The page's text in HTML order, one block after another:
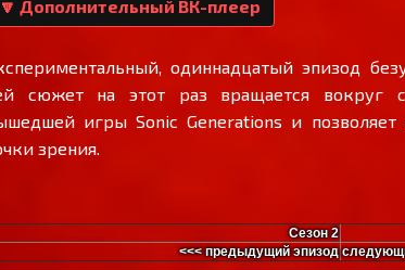
🔽 Дополнительный ВК-плеер
одиннадцатый эпизод
сюжет на этот раз вращается вокруг
игры Sonic Generations и позволяет
зрения.
Сезон 2
<<< предыдущий эпизод